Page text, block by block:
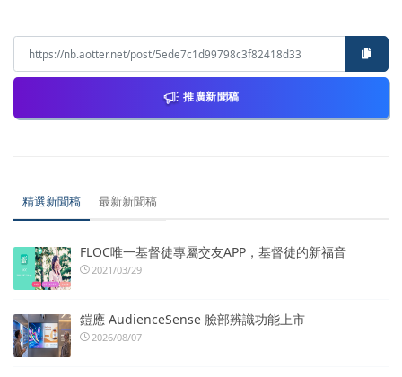
推廣新聞稿
精選新聞稿 最新新聞稿
FLOC唯一基督徒專屬交友APP，基督徒的新福音
2021/03/29
鎧應 AudienceSense 臉部辨識功能上市
2026/08/07